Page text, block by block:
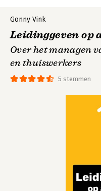
5 stemmen
Gonny Vink
Leidinggeven op
Over het managen
en thuiswerkers